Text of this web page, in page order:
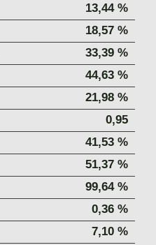
13,44 %
18,57 %
33,39 %
44,63 %
21,98 %
0,95
41,53 %
51,37 %
99,64 %
0,36 %
7,10 %